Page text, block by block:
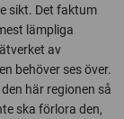
sikt. Det faktum
lämpliga
av
behöver ses över.
här regionen så
ska förlora den,